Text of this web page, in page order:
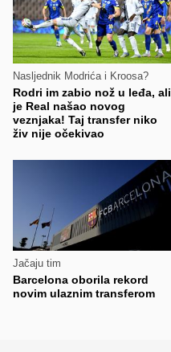
Nasljednik Modrića i Kroosa?
Rodri im zabio nož u leđa, ali
je Real našao novog
veznjaka! Taj transfer niko
živ nije očekivao
Jačaju tim
Barcelona oborila rekord
novim ulaznim transferom